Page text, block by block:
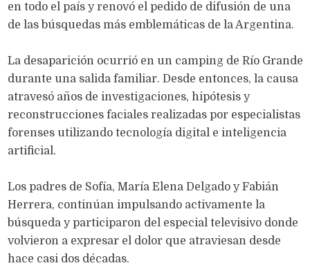
en todo el país y renovó el pedido de difusión de una
de las búsquedas más emblemáticas de la Argentina.
La desaparición ocurrió en un camping de Río Grande
durante una salida familiar. Desde entonces, la causa
atravesó años de investigaciones, hipótesis y
reconstrucciones faciales realizadas por especialistas
forenses utilizando tecnología digital e inteligencia
artificial.
Los padres de Sofía, María Elena Delgado y Fabián
Herrera, continúan impulsando activamente la
búsqueda y participaron del especial televisivo donde
volvieron a expresar el dolor que atraviesan desde
hace casi dos décadas.